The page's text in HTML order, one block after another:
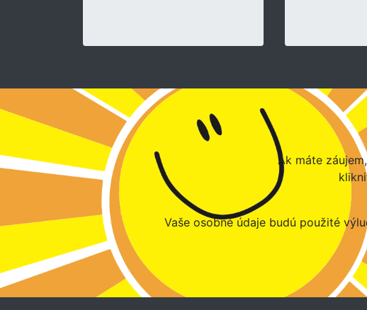
Ak máte
Vaše osobné údaje budú použité